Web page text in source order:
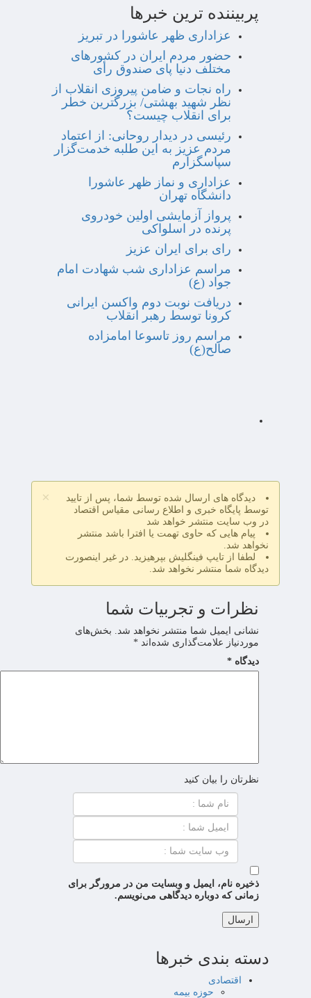
پربیننده ترین خبرها
عزاداری ظهر عاشورا در تبریز
حضور مردم ایران در کشورهای
مختلف دنیا پای صندوق رأی
راه نجات و ضامن پیروزی انقلاب از
نظر شهید بهشتی/ بزرگترین خطر
برای انقلاب چیست؟
رئیسی در دیدار روحانی: از اعتماد
مردم عزیز به این طلبه خدمت‌گزار
سپاسگزارم
عزاداری و نماز ظهر عاشورا
دانشگاه تهران
پرواز آزمایشی اولین خودروی
پرنده در اسلواکی
رای برای ایران عزیز
مراسم عزاداری شب شهادت امام
جواد (ع)
دریافت نوبت دوم واکسن ایرانی
کرونا توسط رهبر انقلاب
مراسم روز تاسوعا امامزاده
صالح(ع)
×
دیدگاه های ارسال شده توسط شما، پس از تایید
توسط پایگاه خبری و اطلاع رسانی مقیاس اقتصاد
در وب سایت منتشر خواهد شد
پیام هایی که حاوی تهمت یا افترا باشد منتشر
نخواهد شد.
لطفا از تایپ فینگلیش بپرهیزید. در غیر اینصورت
دیدگاه شما منتشر نخواهد شد.
نظرات و تجربیات شما
نشانی ایمیل شما منتشر نخواهد شد. بخش‌های
موردنیاز علامت‌گذاری شده‌اند *
دیدگاه *
نظرتان را بیان کنید
ذخیره نام، ایمیل و وبسایت من در مرورگر برای
زمانی که دوباره دیدگاهی می‌نویسم.
دسته بندی خبرها
اقتصادی
حوزه بیمه